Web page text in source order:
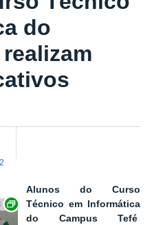
do
Show image carousel
Alunos do Curso
Técnico em Informática
do Campus Tefé